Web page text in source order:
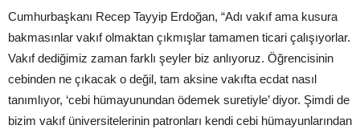
Cumhurbaşkanı Recep Tayyip Erdoğan, “Adı vakıf ama kusura
bakmasınlar vakıf olmaktan çıkmışlar tamamen ticari çalışıyorlar.
Vakıf dediğimiz zaman farklı şeyler biz anlıyoruz. Öğrencisinin
cebinden ne çıkacak o değil, tam aksine vakıfta ecdat nasıl
tanımlıyor, ‘cebi hümayunundan ödemek suretiyle’ diyor. Şimdi de
bizim vakıf üniversitelerinin patronları kendi cebi hümayunlarından